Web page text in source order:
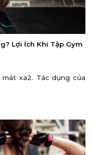
Lợi Ích Khi Tập Gym
mát xa2. Tác dụng của